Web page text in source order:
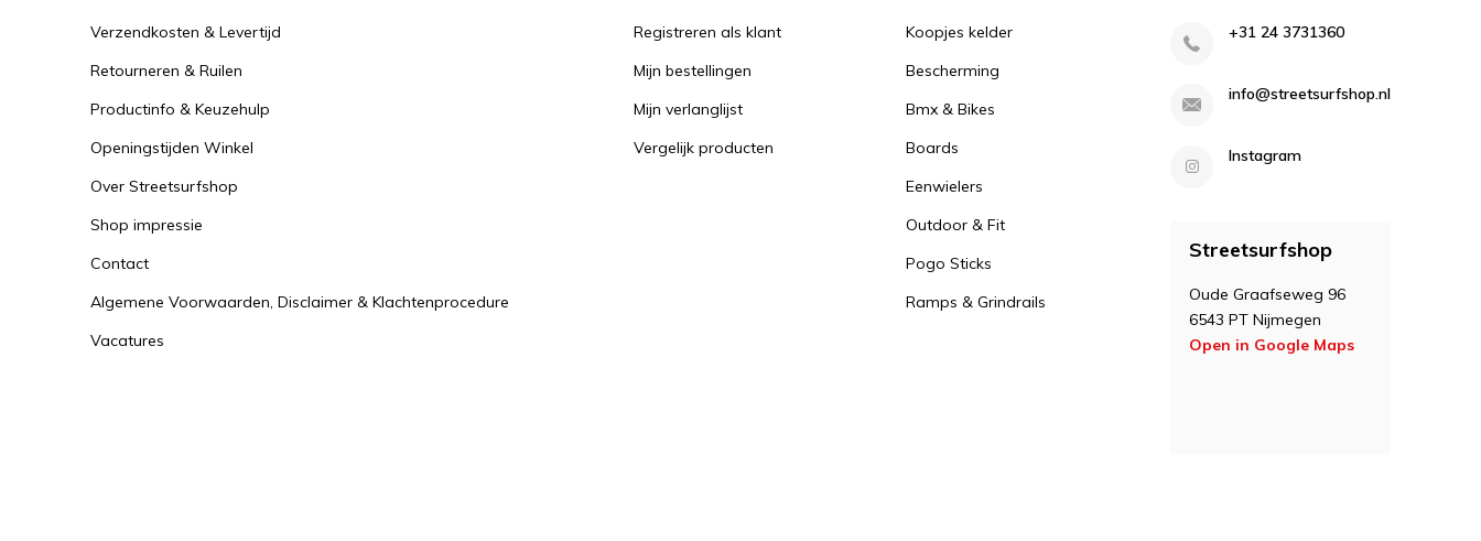
Verzendkosten & Levertijd
Retourneren & Ruilen
Productinfo & Keuzehulp
Openingstijden Winkel
Over Streetsurfshop
Shop impressie
Contact
Algemene Voorwaarden, Disclaimer & Klachtenprocedure
Vacatures
Registreren als klant
Mijn bestellingen
Mijn verlanglijst
Vergelijk producten
Koopjes kelder
Bescherming
Bmx & Bikes
Boards
Eenwielers
Outdoor & Fit
Pogo Sticks
Ramps & Grindrails
+31 24 3731360
info@streetsurfshop.nl
Instagram
Streetsurfshop
Oude Graafseweg 96
6543 PT Nijmegen
Open in Google Maps